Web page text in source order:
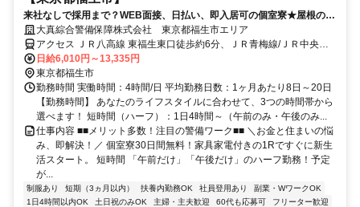
来社なしで採用まで？WEB面接、日払い、即入居可の個室寮★屋根の下
で交通誘導！直行直帰OK！
大真綜合警備保障株式会社 東京都福生市エリア
アクセス ＪＲ八高線 東福生東口徒歩約6分、ＪＲ青梅線/ＪＲ中央本
線 福生東口徒歩約13分、ＪＲ青梅線/ＪＲ中央本線 牛浜東口徒歩約13
分 東京都福生市エリア(福生駅、東福生駅)
日給6,010円～13,335円
東京都福生市
勤務時間 実働時間：4時間/日 平均勤務日数：1ヶ月あたり8日～20日
【勤務時間】 あなたのライフスタイルに合わせて、3つの時間帯から
選べます！ 短時間（ハーフ）：1日4時間～（午前のみ・午後のみ...
仕事内容 ■■メリット多数！注目の警備ワーク■■ ＼お金と住まいの悩
み、即解決！／ 個室寮30日間無料！家具家電付きの1Rですぐに新生
活スタート。 短時間 「午前だけ」「午後だけ」のハーフ勤務！予定
が...
制服あり 短期（3ヵ月以内） 扶養内勤務OK 社員登用あり
副業・WワークOK
1日4時間以内OK
土日祝のみOK 主婦・主夫歓迎 60代も応募可
フリーター歓迎